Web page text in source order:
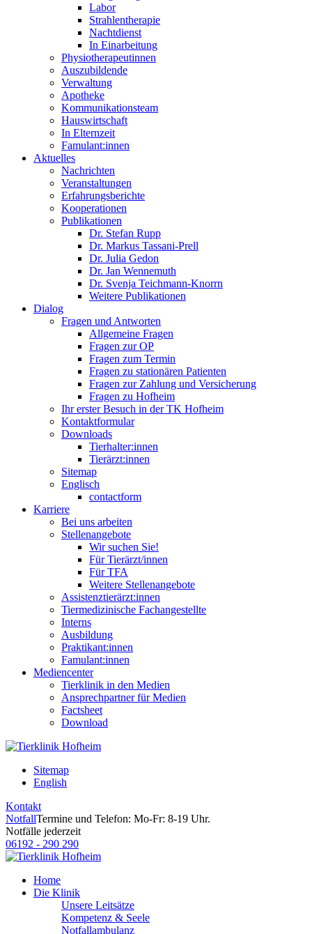
Labor
Strahlentherapie
Nachtdienst
In Einarbeitung
Physiotherapeutinnen
Auszubildende
Verwaltung
Apotheke
Kommunikationsteam
Hauswirtschaft
In Elternzeit
Famulant:innen
Aktuelles
Nachrichten
Veranstaltungen
Erfahrungsberichte
Kooperationen
Publikationen
Dr. Stefan Rupp
Dr. Markus Tassani-Prell
Dr. Julia Gedon
Dr. Jan Wennemuth
Dr. Svenja Teichmann-Knorrn
Weitere Publikationen
Dialog
Fragen und Antworten
Allgemeine Fragen
Fragen zur OP
Fragen zum Termin
Fragen zu stationären Patienten
Fragen zur Zahlung und Versicherung
Fragen zu Hofheim
Ihr erster Besuch in der TK Hofheim
Kontaktformular
Downloads
Tierhalter:innen
Tierärzt:innen
Sitemap
Englisch
contactform
Karriere
Bei uns arbeiten
Stellenangebote
Wir suchen Sie!
Für Tierärzt/innen
Für TFA
Weitere Stellenangebote
Assistenztierärzt:innen
Tiermedizinische Fachangestellte
Interns
Ausbildung
Praktikant:innen
Famulant:innen
Mediencenter
Tierklinik in den Medien
Ansprechpartner für Medien
Factsheet
Download
Sitemap
English
Kontakt
NotfallTermine und Telefon: Mo-Fr: 8-19 Uhr.
Notfälle jederzeit
06192 - 290 290
Home
Die Klinik
Unsere Leitsätze
Kompetenz & Seele
Notfallambulanz